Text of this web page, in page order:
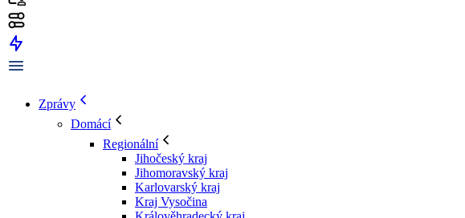
Zprávy
Domácí
Regionální
Jihočeský kraj
Jihomoravský kraj
Karlovarský kraj
Kraj Vysočina